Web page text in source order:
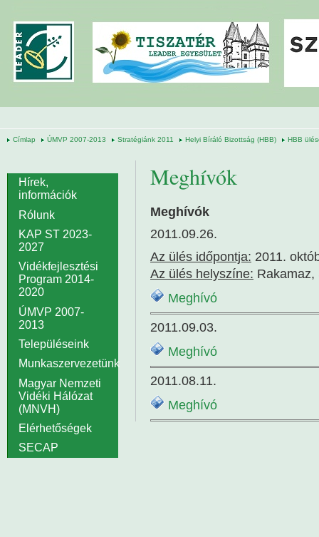
Címlap ÚMVP 2007-2013 Stratégiánk 2011 Helyi Bíráló Bizottság (HBB) HBB
Meghívók
Meghívók
2011.09.26.
Az ülés időpontja: 2011.
Az ülés helyszíne: Rakamaz,
Meghívó
2011.09.03.
Meghívó
2011.08.11.
Meghívó
Hírek,
információk
Rólunk
KAP ST 2023-
2027
Vidékfejlesztési
Program 2014-
2020
ÚMVP 2007-
2013
Településeink
Munkaszervezetünk
Magyar Nemzeti
Vidéki Hálózat
(MNVH)
Elérhetőségek
SECAP